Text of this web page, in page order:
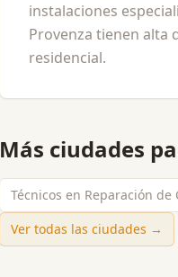
instalaciones
Provenza tienen alta
residencial.
Más ciudades
Técnicos en Reparación de
Ver todas las ciudades →